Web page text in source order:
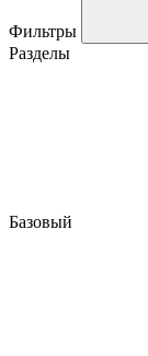
Фильтры
Разделы
Базовый